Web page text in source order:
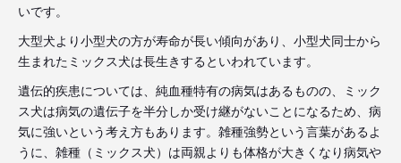
いです。
大型犬より小型犬の方が寿命が長い傾向があり、小型犬同士から
生まれたミックス犬は長生きするといわれています。
遺伝的疾患については、純血種特有の病気はあるものの、ミック
ス犬は病気の遺伝子を半分しか受け継がないことになるため、病
気に強いという考え方もあります。雑種強勢という言葉があるよ
うに、雑種（ミックス犬）は両親よりも体格が大きくなり病気や